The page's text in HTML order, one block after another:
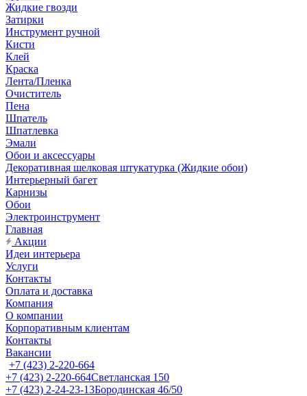
Жидкие гвозди
Затирки
Инструмент ручной
Кисти
Клей
Краска
Лента/Пленка
Очиститель
Пена
Шпатель
Шпатлевка
Эмали
Обои и аксессуары
Декоративная шелковая штукатурка (Жидкие обои)
Интерьерный багет
Карнизы
Обои
Электроинструмент
Главная
Акции
Идеи интерьера
Услуги
Контакты
Оплата и доставка
Компания
О компании
Корпоративным клиентам
Контакты
Вакансии
+7 (423) 2-220-664
+7 (423) 2-220-664Светланская 150
+7 (423) 2-24-23-13Бородинская 46/50